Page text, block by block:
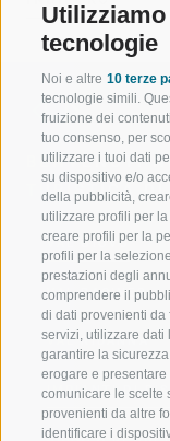
tecnologie
Noi e altre 10 terze
tecnologie simili.
fruizione dei
tuo consenso, per
utilizzare i tuoi dati
su dispositivo e/o
della pubblicità,
utilizzare profili per
creare profili per la
profili per la
prestazioni degli
comprendere il
di dati provenienti da
servizi, utilizzare dati
garantire la
erogare e
comunicare le scelte
provenienti da altre
identificare i
BENVENUTI
TURISTICA
VAL GIOVO
VAL RACINES
VAL RIDANNA
IMPIANTI DI